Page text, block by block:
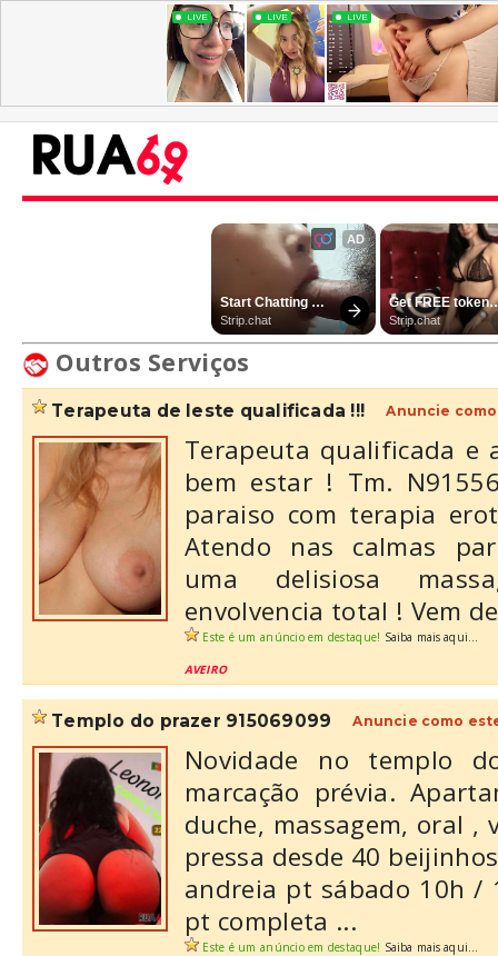
Outros Serviços
terapeuta de leste qualificada !!! Anuncie
Terapeuta qualificada e
bem estar ! Tm.
paraiso com terapia
Atendo nas calmas
uma delisiosa
envolvencia total ! Vem
Este é um anúncio em destaque! Saiba mais aqui...
AVEIRO
templo do prazer 915069099 Anuncie como
Novidade no templo
marcação prévia.
duche, massagem, oral ,
pressa desde 40
andreia pt sábado 10h /
pt completa ...
Este é um anúncio em destaque! Saiba mais aqui...